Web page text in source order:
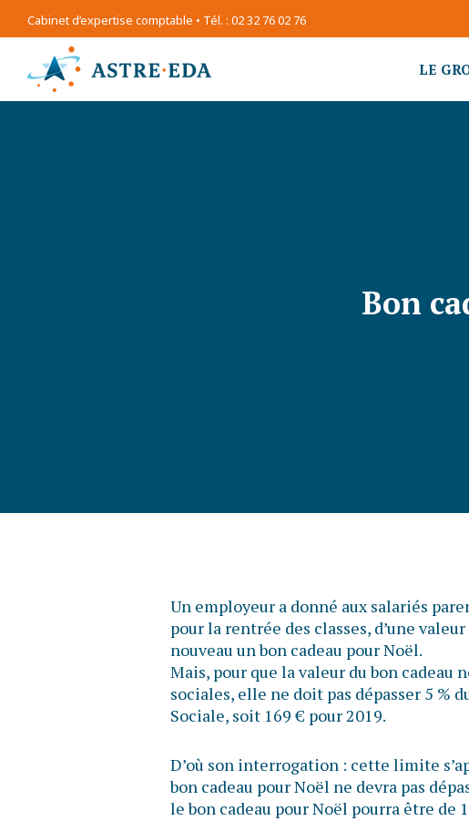
Cabinet d’expertise comptable • Tél. : 02 32 76 02 76
LE
Bon
Un employeur a donné aux salariés
pour la rentrée des classes, d’une
nouveau un bon cadeau pour Noël.
Mais, pour que la valeur du bon cadeau
sociales, elle ne doit pas dépasser 5 %
Sociale, soit 169 € pour 2019.
D’où son interrogation : cette limite
bon cadeau pour Noël ne devra pas
le bon cadeau pour Noël pourra être de